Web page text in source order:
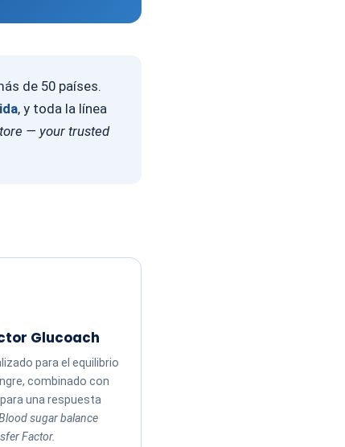
de 50 países.
, y toda la línea
— your trusted
Glucoach
para el equilibrio
combinado con
una respuesta
sugar balance
Factor.